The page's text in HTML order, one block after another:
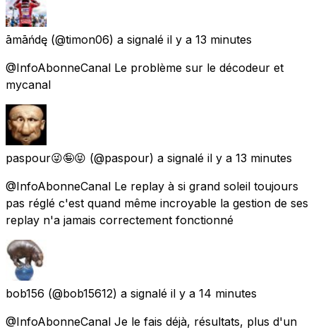
āmāńdę (@timon06) a signalé il y a 13 minutes
@InfoAbonneCanal Le problème sur le décodeur et
mycanal
paspour😜🤪😝 (@paspour) a signalé il y a 13 minutes
@InfoAbonneCanal Le replay à si grand soleil toujours
pas réglé c'est quand même incroyable la gestion de ses
replay n'a jamais correctement fonctionné
bob156 (@bob15612) a signalé il y a 14 minutes
@InfoAbonneCanal Je le fais déjà, résultats, plus d'un